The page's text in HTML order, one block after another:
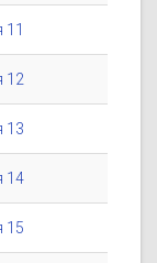
11
12
13
14
15